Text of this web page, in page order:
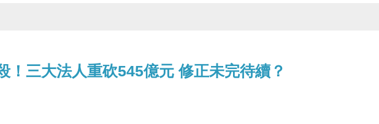
！三大法人重砍545億元 修正未完待續？